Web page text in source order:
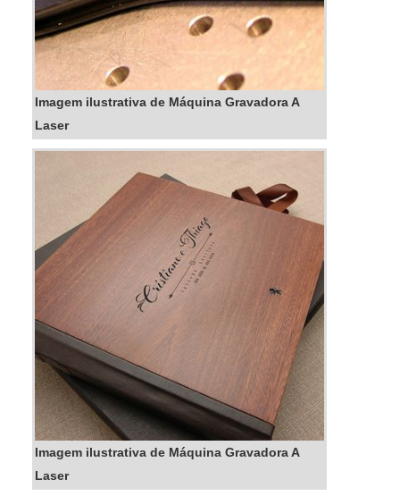
Imagem ilustrativa de Máquina Gravadora A
Laser
Imagem ilustrativa de Máquina Gravadora A
Laser